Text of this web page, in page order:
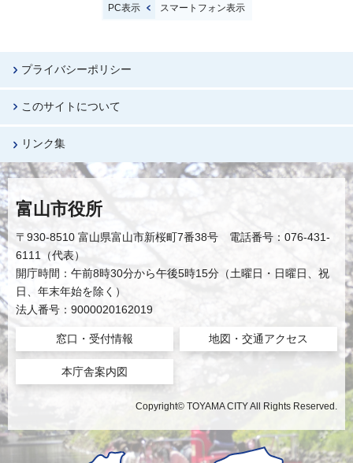
PC表示 スマートフォン表示
プライバシーポリシー
このサイトについて
リンク集
富山市役所
〒930-8510 富山県富山市新桜町7番38号 電話番号：076-431-
6111（代表）
開庁時間：午前8時30分から午後5時15分（土曜日・日曜日、祝
日、年末年始を除く）
法人番号：9000020162019
窓口・受付情報 地図・交通アクセス
本庁舎案内図
Copyright© TOYAMA CITY All Rights Reserved.